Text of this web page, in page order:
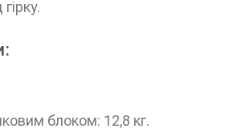
блоком: 12,8 кг.